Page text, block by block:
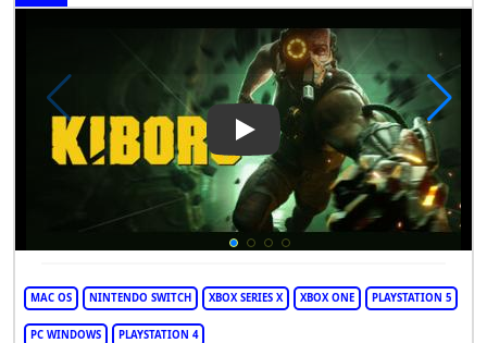
Play Video: KIBORG
MAC OS NINTENDO SWITCH XBOX SERIES X XBOX ONE PLAYSTATION 5
PC WINDOWS PLAYSTATION 4